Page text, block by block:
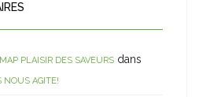
PLAISIR DES SAVEURS dans
NOUS AGITE!